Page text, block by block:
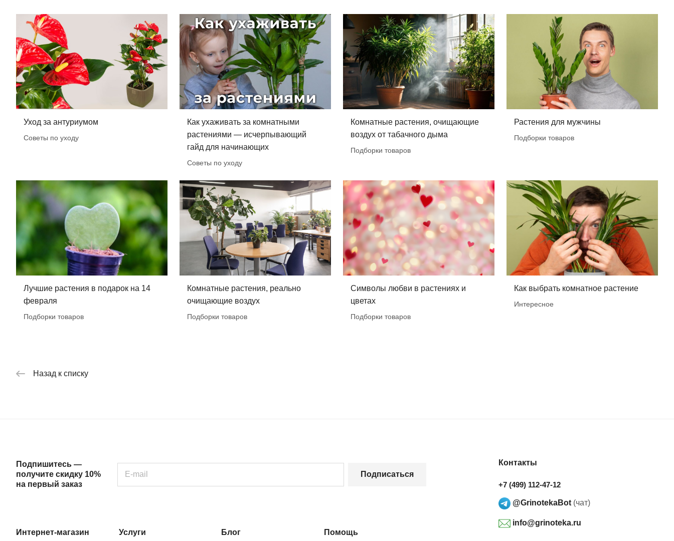
Уход за антуриумом
Советы по уходу
Как ухаживать за комнатными
растениями — исчерпывающий
гайд для начинающих
Советы по уходу
Комнатные растения, очищающие
воздух от табачного дыма
Подборки товаров
Растения для мужчины
Подборки товаров
Лучшие растения в подарок на 14
февраля
Подборки товаров
Комнатные растения, реально
очищающие воздух
Подборки товаров
Символы любви в растениях и
цветах
Подборки товаров
Как выбрать комнатное растение
Интересное
Назад к списку
Подпишитесь —
получите скидку 10%
на первый заказ
Подписаться
Интернет-магазин Услуги Блог Помощь
Контакты
+7 (499) 112-47-12
@GrinotekaBot (чат)
info@grinoteka.ru